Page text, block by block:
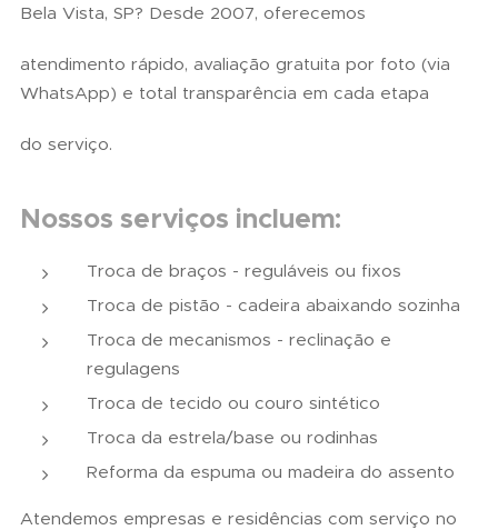
Bela Vista, SP? Desde 2007, oferecemos
atendimento rápido, avaliação gratuita por foto (via
WhatsApp) e total transparência em cada etapa
do serviço.
Nossos serviços incluem:
Troca de braços - reguláveis ou fixos
Troca de pistão - cadeira abaixando sozinha
Troca de mecanismos - reclinação e
regulagens
Troca de tecido ou couro sintético
Troca da estrela/base ou rodinhas
Reforma da espuma ou madeira do assento
Atendemos empresas e residências com serviço no